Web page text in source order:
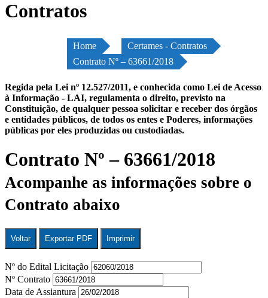
Contratos
Home
Certames - Contratos
Contrato Nº – 63661/2018
Regida pela Lei nº 12.527/2011, e conhecida como Lei de Acesso
à Informação - LAI, regulamenta o direito, previsto na
Constituição, de qualquer pessoa solicitar e receber dos órgãos
e entidades públicos, de todos os entes e Poderes, informações
públicas por eles produzidas ou custodiadas.
Contrato Nº – 63661/2018
Acompanhe as informações sobre o
Contrato abaixo
Voltar Exportar PDF Imprimir
Nº do Edital Licitação
Nº Contrato
Data de Assiantura